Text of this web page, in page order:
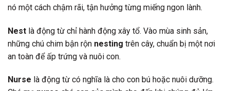
nó một cách chậm rãi, tận hưởng từng miếng ngon lành.
Nest là động từ chỉ hành động xây tổ. Vào mùa sinh sản,
những chú chim bận rộn nesting trên cây, chuẩn bị một nơi
an toàn để ấp trứng và nuôi con.
Nurse là động từ có nghĩa là cho con bú hoặc nuôi dưỡng.